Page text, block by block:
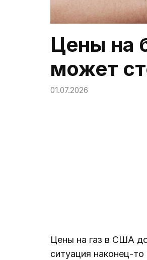
Цены на
может
01.07.2026
Цены на газ в США
ситуация наконец-